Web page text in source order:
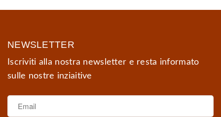
NEWSLETTER
Iscriviti alla nostra newsletter e resta informato
sulle nostre inziaitive